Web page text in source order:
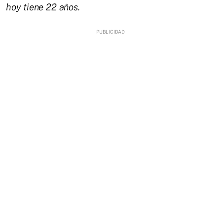
hoy tiene 22 años.